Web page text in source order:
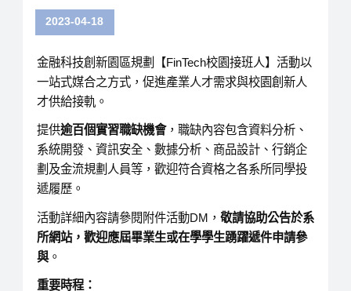
2023-04-18
金融科技創新園區規劃【FinTech校園接班人】活動以
一站式媒合之方式，促進產業人才需求與校園創新人
才供給接軌。
提供逾百個實習職缺機會，職缺內容包含資料分析、
系統開發、資訊安全、數據分析、商品設計、行銷企
劃及金流規劃人員等，歡迎符合資格之各系所同學投
遞履歷。
活動詳細內容請參閱附件活動DM， 敬請協助公告於系
所網站，歡迎應屆畢業生或在學學生踴躍遞件申請參
與。
重要時程：